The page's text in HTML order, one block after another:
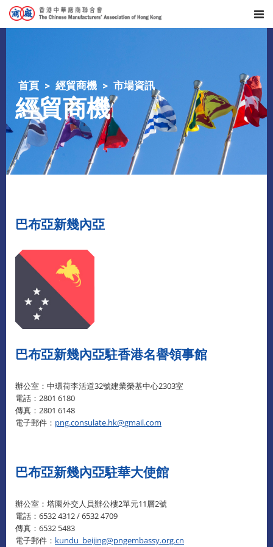
首頁 經貿商機 市場資訊
經貿商機
巴布亞新幾內亞
巴布亞新幾內亞駐香港名譽領事館
辦公室：中環荷李活道32號建業榮基中心2303室
電話：2801 6180
傳真：2801 6148
電子郵件： png.consulate.hk@gmail.com
巴布亞新幾內亞駐華大使館
辦公室：塔園外交人員辦公樓2單元11層2號
電話：6532 4312 / 6532 4709
傳真：6532 5483
電子郵件： kundu_beijing@pngembassy.org.cn